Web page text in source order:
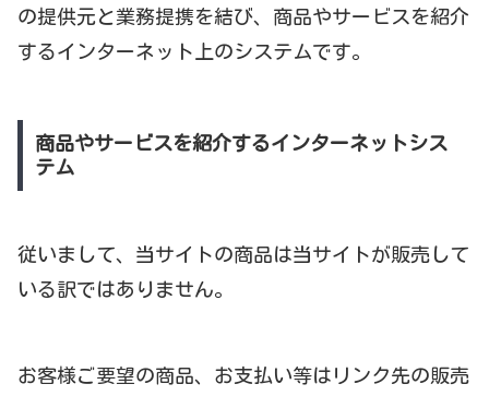
の提供元と業務提携を結び、商品やサービスを紹介
するインターネット上のシステムです。
商品やサービスを紹介するインターネットシス
テム
従いまして、当サイトの商品は当サイトが販売して
いる訳ではありません。
お客様ご要望の商品、お支払い等はリンク先の販売